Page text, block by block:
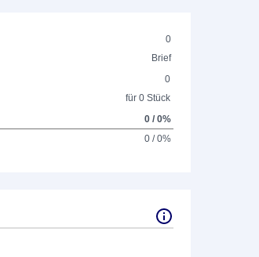
0
Brief
0
für 0 Stück
0 / 0%
0 / 0%